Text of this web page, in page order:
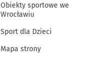
Obiekty sportowe we
Wrocławiu
Sport dla Dzieci
Mapa strony